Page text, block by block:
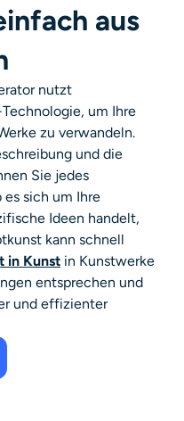
aus
nutzt
um Ihre
zu verwandeln.
und die
Sie jedes
sich um Ihre
Ideen handelt,
kann schnell
in Kunst in Kunstwerke
entsprechen und
und effizienter